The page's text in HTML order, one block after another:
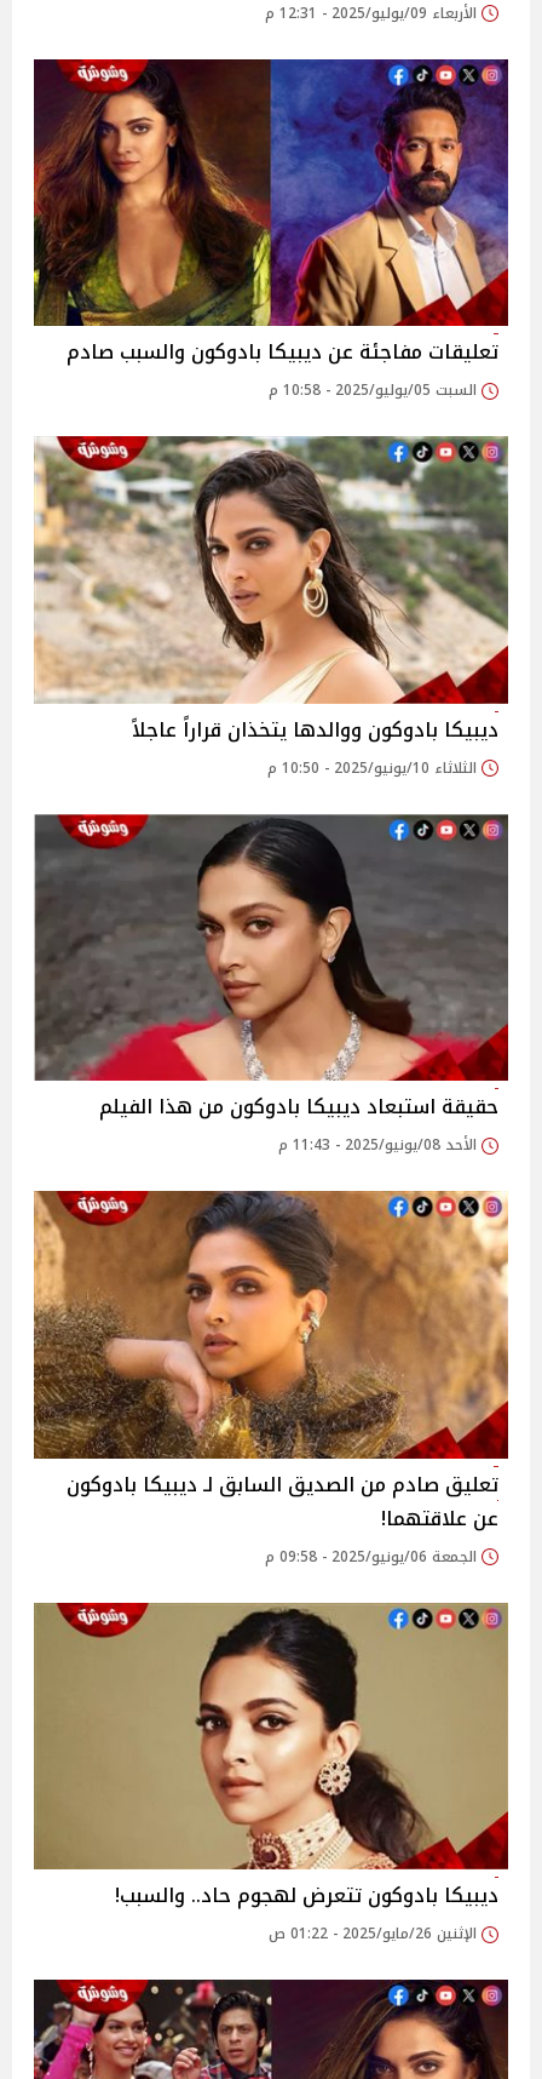
الأربعاء 09/يوليو/2025 - 12:31 م
تعليقات مفاجئة عن ديبيكا بادوكون والسبب صادم
السبت 05/يوليو/2025 - 10:58 م
ديبيكا بادوكون ووالدها يتخذان قراراً عاجلاً
الثلاثاء 10/يونيو/2025 - 10:50 م
حقيقة استبعاد ديبيكا بادوكون من هذا الفيلم
الأحد 08/يونيو/2025 - 11:43 م
تعليق صادم من الصديق السابق لـ ديبيكا بادوكون
عن علاقتهما!
الجمعة 06/يونيو/2025 - 09:58 م
ديبيكا بادوكون تتعرض لهجوم حاد.. والسبب!
الإثنين 26/مايو/2025 - 01:22 ص